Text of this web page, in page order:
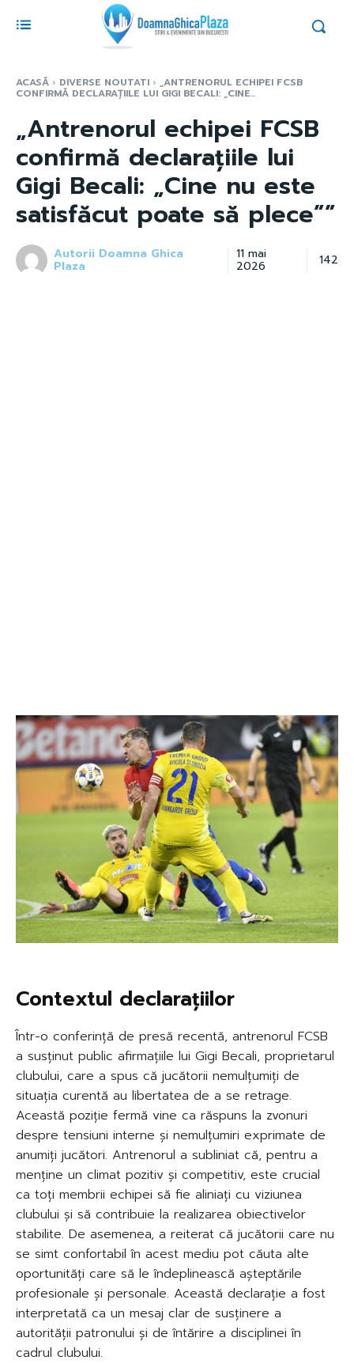
ACASĂ DIVERSE NOUTATI „ANTRENORUL ECHIPEI FCSB
CONFIRMĂ DECLARAȚIILE LUI GIGI BECALI: „CINE...
„Antrenorul echipei FCSB
confirmă declarațiile lui
Gigi Becali: „Cine nu este
satisfăcut poate să plece””
Autorii Doamna Ghica
Plaza
11 mai
2026 142
Contextul declarațiilor
Într-o conferință de presă recentă, antrenorul FCSB
a susținut public afirmațiile lui Gigi Becali, proprietarul
clubului, care a spus că jucătorii nemulțumiți de
situația curentă au libertatea de a se retrage.
Această poziție fermă vine ca răspuns la zvonuri
despre tensiuni interne și nemulțumiri exprimate de
anumiți jucători. Antrenorul a subliniat că, pentru a
menține un climat pozitiv și competitiv, este crucial
ca toți membrii echipei să fie aliniați cu viziunea
clubului și să contribuie la realizarea obiectivelor
stabilite. De asemenea, a reiterat că jucătorii care nu
se simt confortabil în acest mediu pot căuta alte
oportunități care să le îndeplinească așteptările
profesionale și personale. Această declarație a fost
interpretată ca un mesaj clar de susținere a
autorității patronului și de întărire a disciplinei în
cadrul clubului.